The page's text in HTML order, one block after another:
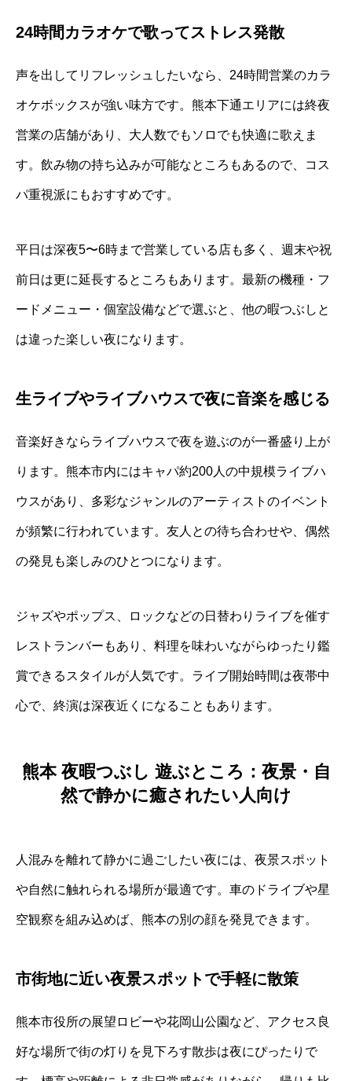
24時間カラオケで歌ってストレス発散
声を出してリフレッシュしたいなら、24時間営業のカラ
オケボックスが強い味方です。熊本下通エリアには終夜
営業の店舗があり、大人数でもソロでも快適に歌えま
す。飲み物の持ち込みが可能なところもあるので、コス
パ重視派にもおすすめです。
平日は深夜5〜6時まで営業している店も多く、週末や祝
前日は更に延長するところもあります。最新の機種・フ
ードメニュー・個室設備などで選ぶと、他の暇つぶしと
は違った楽しい夜になります。
生ライブやライブハウスで夜に音楽を感じる
音楽好きならライブハウスで夜を遊ぶのが一番盛り上が
ります。熊本市内にはキャパ約200人の中規模ライブハ
ウスがあり、多彩なジャンルのアーティストのイベント
が頻繁に行われています。友人との待ち合わせや、偶然
の発見も楽しみのひとつになります。
ジャズやポップス、ロックなどの日替わりライブを催す
レストランバーもあり、料理を味わいながらゆったり鑑
賞できるスタイルが人気です。ライブ開始時間は夜帯中
心で、終演は深夜近くになることもあります。
熊本 夜暇つぶし 遊ぶところ：夜景・自
然で静かに癒されたい人向け
人混みを離れて静かに過ごしたい夜には、夜景スポット
や自然に触れられる場所が最適です。車のドライブや星
空観察を組み込めば、熊本の別の顔を発見できます。
市街地に近い夜景スポットで手軽に散策
熊本市役所の展望ロビーや花岡山公園など、アクセス良
好な場所で街の灯りを見下ろす散歩は夜にぴったりで